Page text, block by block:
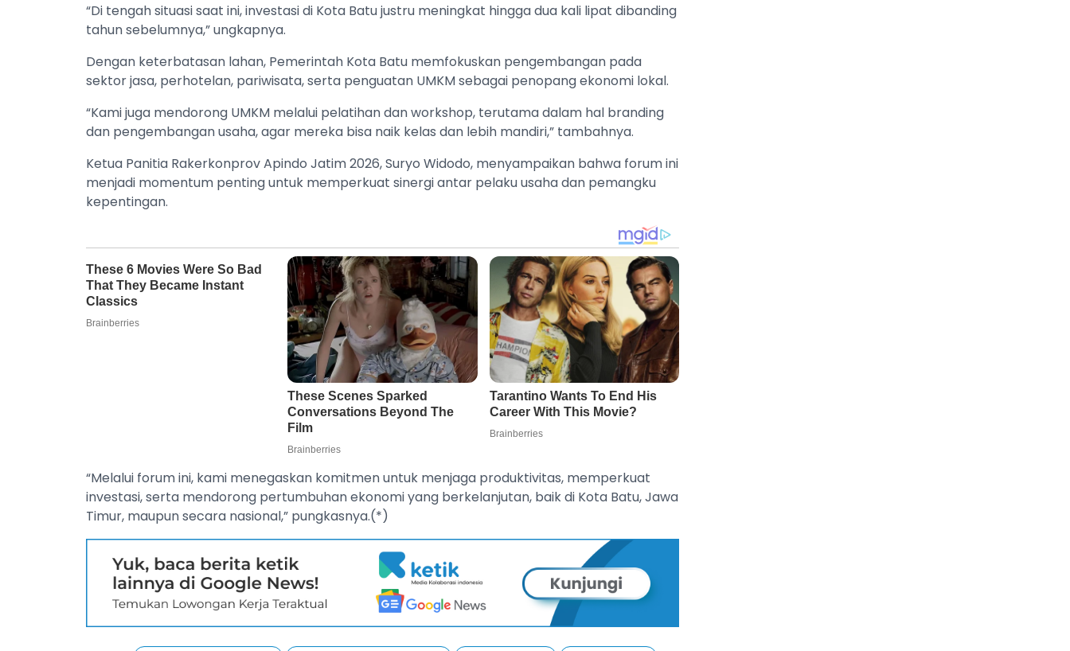
“Di tengah situasi saat ini, investasi di Kota Batu justru meningkat hingga dua kali lipat dibanding
tahun sebelumnya,” ungkapnya.
Dengan keterbatasan lahan, Pemerintah Kota Batu memfokuskan pengembangan pada
sektor jasa, perhotelan, pariwisata, serta penguatan UMKM sebagai penopang ekonomi lokal.
“Kami juga mendorong UMKM melalui pelatihan dan workshop, terutama dalam hal branding
dan pengembangan usaha, agar mereka bisa naik kelas dan lebih mandiri,” tambahnya.
Ketua Panitia Rakerkonprov Apindo Jatim 2026, Suryo Widodo, menyampaikan bahwa forum ini
menjadi momentum penting untuk memperkuat sinergi antar pelaku usaha dan pemangku
kepentingan.
“Melalui forum ini, kami menegaskan komitmen untuk menjaga produktivitas, memperkuat
investasi, serta mendorong pertumbuhan ekonomi yang berkelanjutan, baik di Kota Batu, Jawa
Timur, maupun secara nasional,” pungkasnya.(*)